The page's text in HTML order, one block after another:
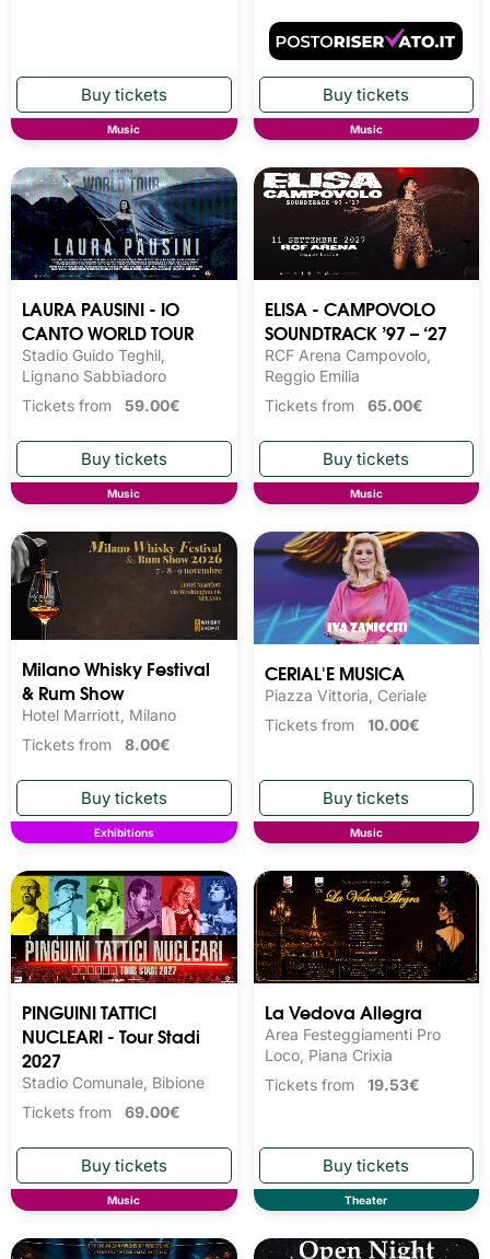
Music Music
LAURA PAUSINI - IO
CANTO WORLD TOUR
Stadio Guido Teghil,
Lignano Sabbiadoro
Tickets from 59.00€
Music
ELISA - CAMPOVOLO
SOUNDTRACK ’97 – ‘27
RCF Arena Campovolo,
Reggio Emilia
Tickets from 65.00€
Music
Milano Whisky Festival
& Rum Show
Hotel Marriott, Milano
Tickets from 8.00€
Exhibitions
CERIAL'E MUSICA
Piazza Vittoria, Ceriale
Tickets from 10.00€
Music
PINGUINI TATTICI
NUCLEARI - Tour Stadi
2027
Stadio Comunale, Bibione
Tickets from 69.00€
Music
La Vedova Allegra
Area Festeggiamenti Pro
Loco, Piana Crixia
Tickets from 19.53€
Theater